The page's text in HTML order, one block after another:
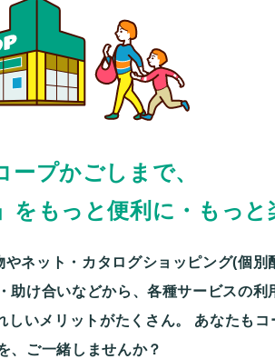
ープかごしまで、
をもっと便利に・もっと
ネット・カタログショッピング(個別
助け合いなどから、各種サービスの利
いメリットがたくさん。
あなたもコ
、ご一緒しませんか？